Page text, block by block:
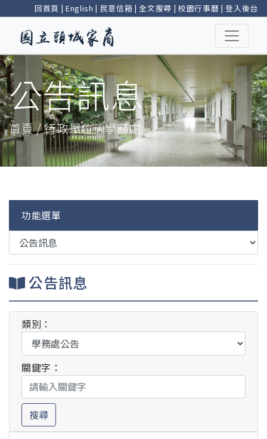
回首頁 | English | 民意信箱 |全文搜尋 | 校園行事曆 |登入後台
公告訊息
首頁 / 行政單位 / 學務處
功能選單
公告訊息
類別：
關鍵字：
搜尋